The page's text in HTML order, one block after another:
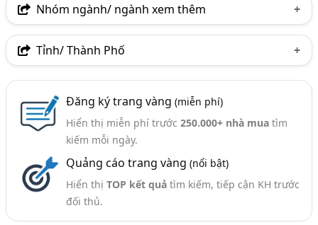
Nhóm ngành/ ngành xem thêm
Ngành nghề
Nhóm ngành nghề
Thuốc Thú Y Thủy Sản (215)
Ngành xem thêm
Thiết Bị Chăn Nuôi - Nhà Sản Xuất Và Cung Cấp (226)
Gia Súc, Gia Cầm - Chăn Nuôi (143)
Tỉnh/ Thành Phố
Bình Dương
Tp. Đà Nẵng
Đồng Tháp
Bà Rịa-Vũng Tàu
Bình Thuận
Hưng Yên
Khánh Hòa
Nam Định
Nghệ An Phú Thọ
Thái Nguyên
TP. Cần Thơ
Vĩnh Phúc
Bắc Giang
Đăng ký trang vàng (miễn phí)
Hiển thị miễn phí trước 250.000+ nhà muatìm
kiếm mỗi ngày.
Quảng cáo trang vàng (nổi bật)
Hiển thị TOP kết quảtìm kiếm, tiếp cận KH trước
đối thủ.